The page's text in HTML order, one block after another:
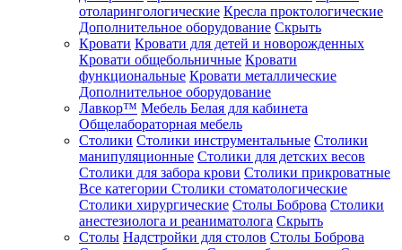
отоларингологические Кресла проктологические
Дополнительное оборудование Скрыть
Кровати Кровати для детей и новорожденных
Кровати общебольничные Кровати
функциональные Кровати металлические
Дополнительное оборудование
Лавкор™ Мебель Белая для кабинета
Общелабораторная мебель
Столики Столики инструментальные Столики
манипуляционные Столики для детских весов
Столики для забора крови Столики прикроватные
Все категории Столики стоматологические
Столики хирургические Столы Боброва Столики
анестезиолога и реаниматолога Скрыть
Столы Надстройки для столов Столы Боброва